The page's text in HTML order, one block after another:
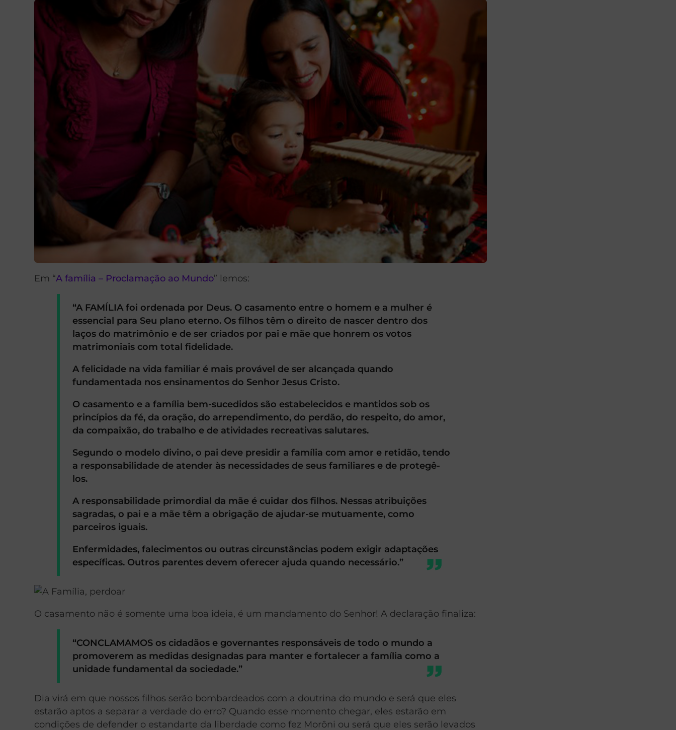
Em “A família – Proclamação ao Mundo” lemos:
“A FAMÍLIA foi ordenada por Deus. O casamento entre o homem e a mulher é
essencial para Seu plano eterno. Os filhos têm o direito de nascer dentro dos
laços do matrimônio e de ser criados por pai e mãe que honrem os votos
matrimoniais com total fidelidade.
A felicidade na vida familiar é mais provável de ser alcançada quando
fundamentada nos ensinamentos do Senhor Jesus Cristo.
O casamento e a família bem-sucedidos são estabelecidos e mantidos sob os
princípios da fé, da oração, do arrependimento, do perdão, do respeito, do amor,
da compaixão, do trabalho e de atividades recreativas salutares.
Segundo o modelo divino, o pai deve presidir a família com amor e retidão, tendo
a responsabilidade de atender às necessidades de seus familiares e de protegê-
los.
A responsabilidade primordial da mãe é cuidar dos filhos. Nessas atribuições
sagradas, o pai e a mãe têm a obrigação de ajudar-se mutuamente, como
parceiros iguais.
Enfermidades, falecimentos ou outras circunstâncias podem exigir adaptações
específicas. Outros parentes devem oferecer ajuda quando necessário.”
O casamento não é somente uma boa ideia, é um mandamento do Senhor! A declaração finaliza:
“CONCLAMAMOS os cidadãos e governantes responsáveis de todo o mundo a
promoverem as medidas designadas para manter e fortalecer a família como a
unidade fundamental da sociedade.”
Dia virá em que nossos filhos serão bombardeados com a doutrina do mundo e será que eles
estarão aptos a separar a verdade do erro? Quando esse momento chegar, eles estarão em
condições de defender o estandarte da liberdade como fez Morôni ou será que eles serão levados